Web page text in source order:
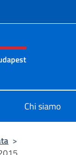
e
Chi siamo
>